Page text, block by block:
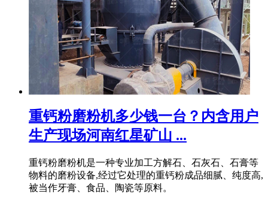
重钙粉磨粉机多少钱一台？内含用户
生产现场河南红星矿山 ...
重钙粉磨粉机是一种专业加工方解石、石灰石、石膏等
物料的磨粉设备,经过它处理的重钙粉成品细腻、纯度高,
被当作牙膏、食品、陶瓷等原料。